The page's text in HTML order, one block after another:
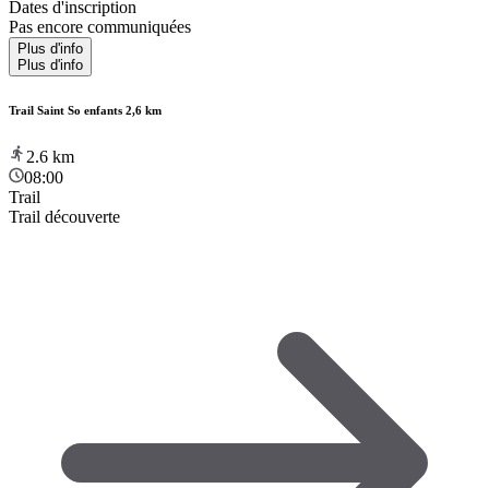
Dates d'inscription
Pas encore communiquées
Plus d'info
Plus d'info
Trail Saint So enfants 2,6 km
2.6 km
08:00
Trail
Trail découverte